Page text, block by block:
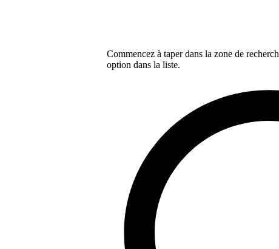
Commencez à taper dans la zone de
option dans la liste.